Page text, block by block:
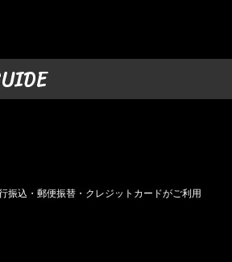
振込・郵便振替・クレジットカードがご利用